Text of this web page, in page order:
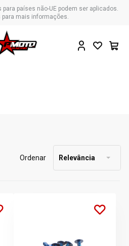
países não-UE podem ser aplicados.
para mais informações.
Ordenar Relevância